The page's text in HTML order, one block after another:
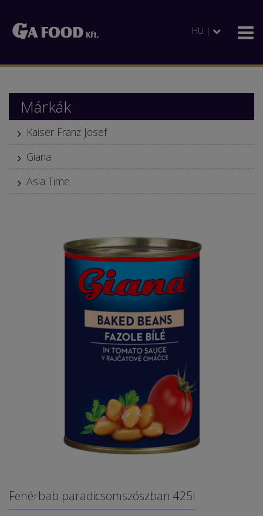
HU |
Márkák
Kaiser Franz Josef
Giana
Asia Time
Fehérbab paradicsomszószban 425l